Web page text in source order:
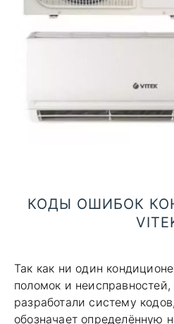
КОДЫ ОШИБОК
Так как ни один
поломок и
разработали систему
обозначает определённую